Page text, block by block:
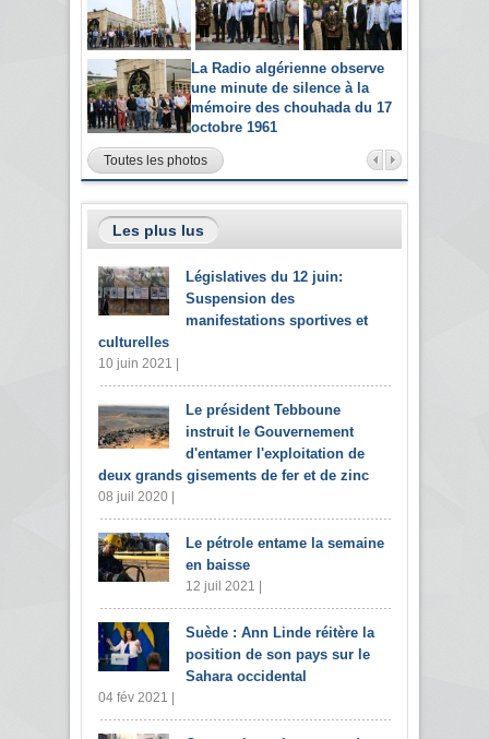
La Radio algérienne observe
une minute de silence à la
mémoire des chouhada du 17
octobre 1961
Toutes les photos
Les plus lus
Législatives du 12 juin:
Suspension des
manifestations sportives et
culturelles
10 juin 2021 |
Le président Tebboune
instruit le Gouvernement
d'entamer l'exploitation de
deux grands gisements de fer et de zinc
08 juil 2020 |
Le pétrole entame la semaine
en baisse
12 juil 2021 |
Suède : Ann Linde réitère la
position de son pays sur le
Sahara occidental
04 fév 2021 |